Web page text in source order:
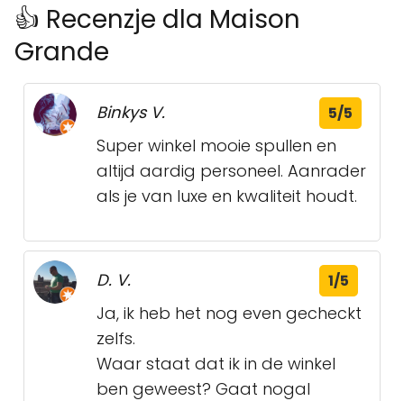
👍 Recenzje dla Maison
Grande
Binkys V. 5/5
Super winkel mooie spullen en
altijd aardig personeel. Aanrader
als je van luxe en kwaliteit houdt.
D. V. 1/5
Ja, ik heb het nog even gecheckt
zelfs.
Waar staat dat ik in de winkel
ben geweest? Gaat nogal